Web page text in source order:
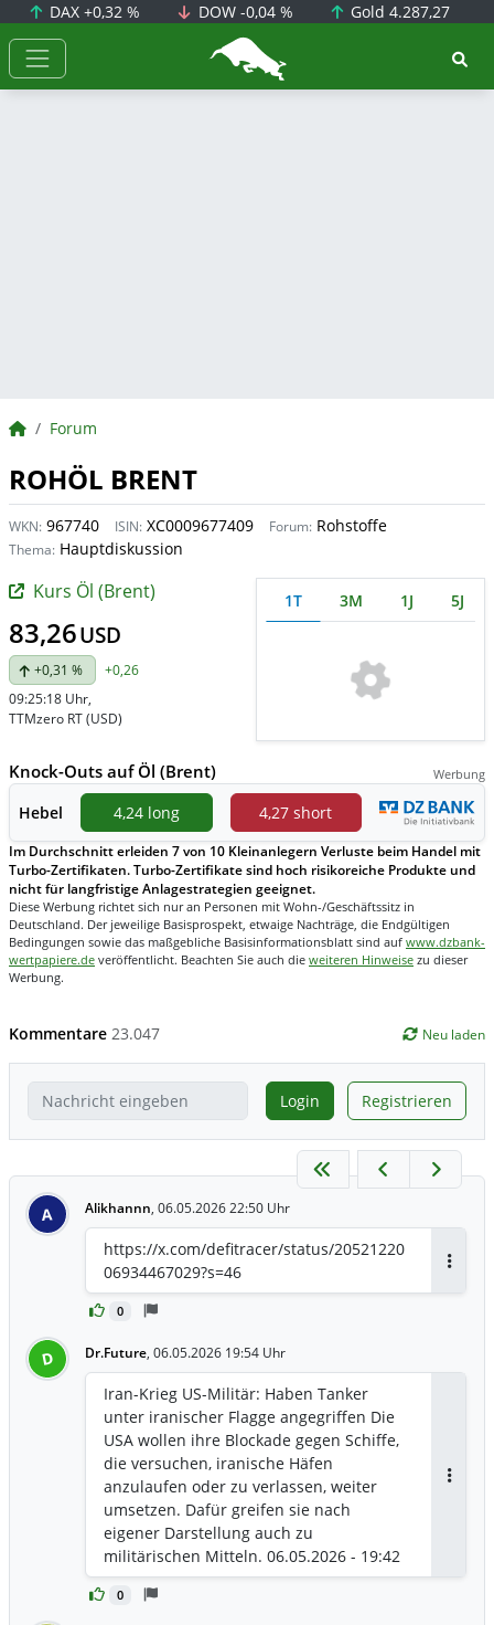
DAX+0,32 % DOW -0,04 % Gold4.287,27
BörsenNEWS.de
BörsenNEWS.de
Forum
ROHÖL BRENT
WKN: 967740 ISIN: XC0009677409 Forum: Rohstoffe
Thema: Hauptdiskussion
Kurs Öl (Brent)
83,26USD
+0,31 %
+0,26
09:25:18 Uhr,
TTMzero RT (USD)
1T 3M 1J 5J
Knock-Outs auf Öl (Brent) Werbung
Hebel 4,24 long 4,27 short
Im Durchschnitt erleiden 7 von 10 Kleinanlegern Verluste beim Handel mit
Turbo-Zertifikaten. Turbo-Zertifikate sind hoch risikoreiche Produkte und
nicht für langfristige Anlagestrategien geeignet.
Diese Werbung richtet sich nur an Personen mit Wohn-/Geschäftssitz in
Deutschland. Der jeweilige Basisprospekt, etwaige Nachträge, die Endgültigen
Bedingungen sowie das maßgebliche Basisinformationsblatt sind auf www.dzbank-
wertpapiere.de veröffentlicht. Beachten Sie auch die weiteren Hinweise zu dieser
Werbung.
Kommentare 23.047 Neu laden
Login Registrieren
A Alikhannn, 06.05.2026 22:50 Uhr
0
https://x.com/defitracer/status/20521220
06934467029?s=46
D Dr.Future, 06.05.2026 19:54 Uhr
0
Iran-Krieg US-Militär: Haben Tanker
unter iranischer Flagge angegriffen Die
USA wollen ihre Blockade gegen Schiffe,
die versuchen, iranische Häfen
anzulaufen oder zu verlassen, weiter
umsetzen. Dafür greifen sie nach
eigener Darstellung auch zu
militärischen Mitteln. 06.05.2026 - 19:42
Uhr
https://www.handelsblatt.com/politik/int